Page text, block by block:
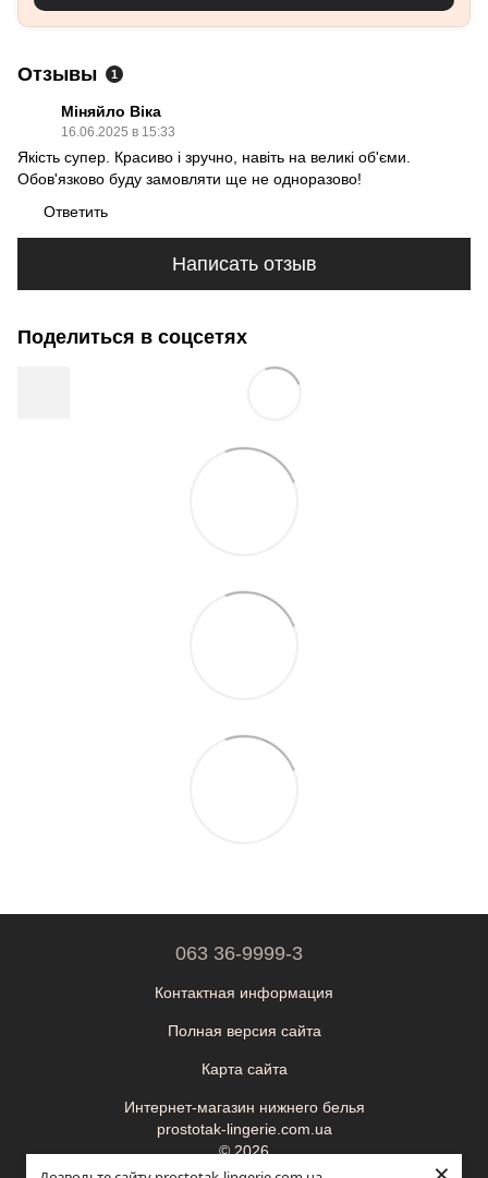
Отзывы 1
Міняйло Віка
16.06.2025 в 15:33
Якість супер. Красиво і зручно, навіть на великі об'єми.
Обов'язково буду замовляти ще не одноразово!
Ответить
Написать отзыв
Поделиться в соцсетях
063 36-9999-3
Контактная информация
Полная версия сайта
Карта сайта
Интернет-магазин нижнего белья
prostotak-lingerie.com.ua
© 2026